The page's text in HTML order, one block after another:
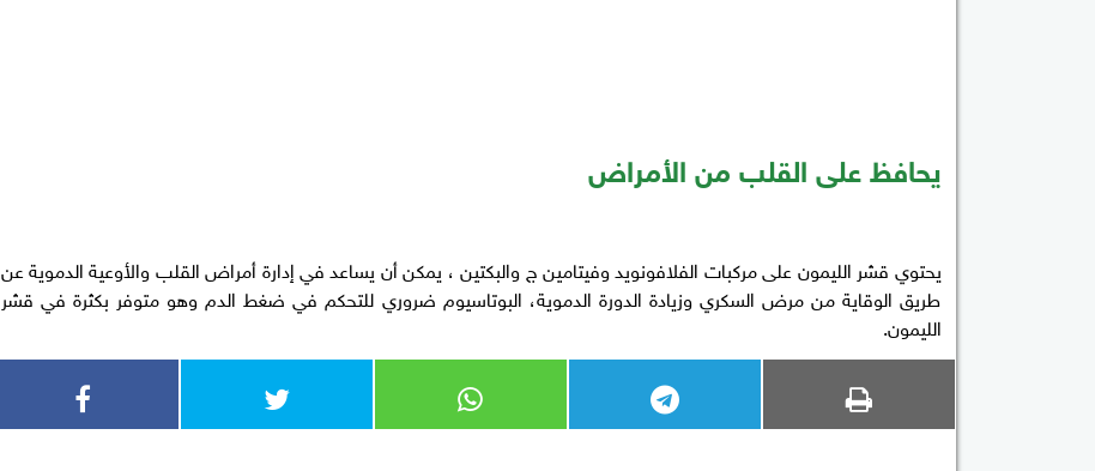
يحافظ على القلب من الأمراض
يحتوي قشر الليمون على مركبات الفلافونويد وفيتامين ج والبكتين ، يمكن أن يساعد في إدارة أمراض القلب والأوعية الدموية عن
طريق الوقاية من مرض السكري وزيادة الدورة الدموية، البوتاسيوم ضروري للتحكم في ضغط الدم وهو متوفر بكثرة في قشر
الليمون.